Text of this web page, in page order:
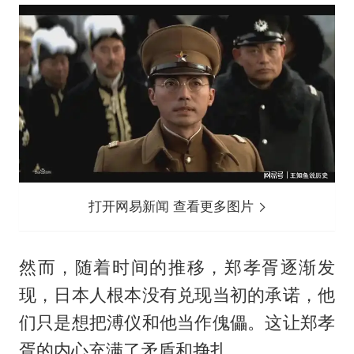
打开网易新闻 查看更多图片
然而，随着时间的推移，郑孝胥逐渐发
现，日本人根本没有兑现当初的承诺，他
们只是想把溥仪和他当作傀儡。这让郑孝